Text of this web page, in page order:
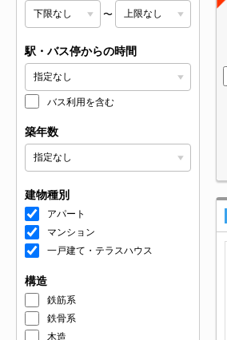
〜
駅・バス停からの時間
バス利用を含む
築年数
建物種別
アパート
マンション
一戸建て・テラスハウス
構造
鉄筋系
鉄骨系
木造